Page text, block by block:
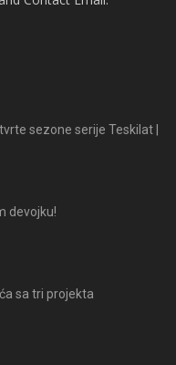
sezone serije Teskilat |
devojku!
sa tri projekta